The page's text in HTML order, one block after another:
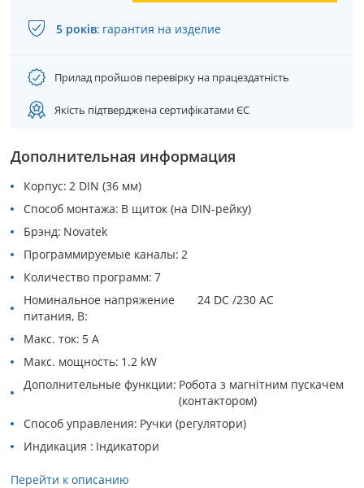
5 років: гарантия на изделие
Прилад пройшов перевірку на працездатність
Якість підтверджена сертифікатами ЄС
Дополнительная информация
Корпус 2 DIN (36 мм)
Способ монтажа В щиток (на DIN-рейку)
Брэнд Novatek
Программируемые каналы 2
Количество программ 7
Номинальное напряжение
питания, В
24 DC /230 АC
Макс. ток 5 A
Макс. мощность 1.2 kW
Дополнительные функции Робота з магнітним пускачем
(контактором)
Способ управления Ручки (регулятори)
Индикация
Індикатори
Перейти к описанию